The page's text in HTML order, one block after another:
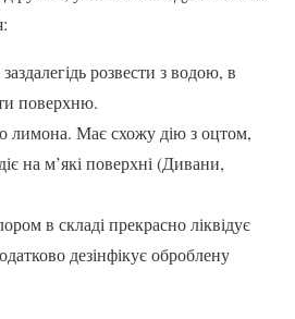
розвести з водою, в
поверхню.
лимона. Має схожу дію з оцтом,
на м’які поверхні (Дивани,
в складі прекрасно ліквідує
дезінфікує оброблену